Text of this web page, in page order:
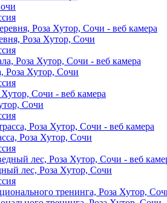
Роза Хутор, Сочи
Роза Хутор, Сочи
Сочи
Роза Хутор, Сочи
лес, Роза Хутор, Сочи